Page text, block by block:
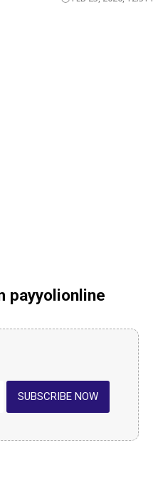
payyolionline
SUBSCRIBE NOW